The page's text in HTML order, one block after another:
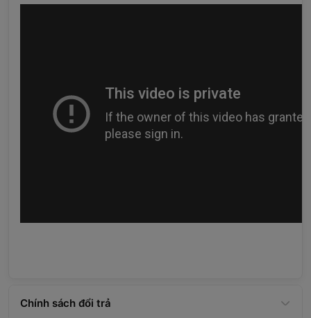
Chính sách đổi trả